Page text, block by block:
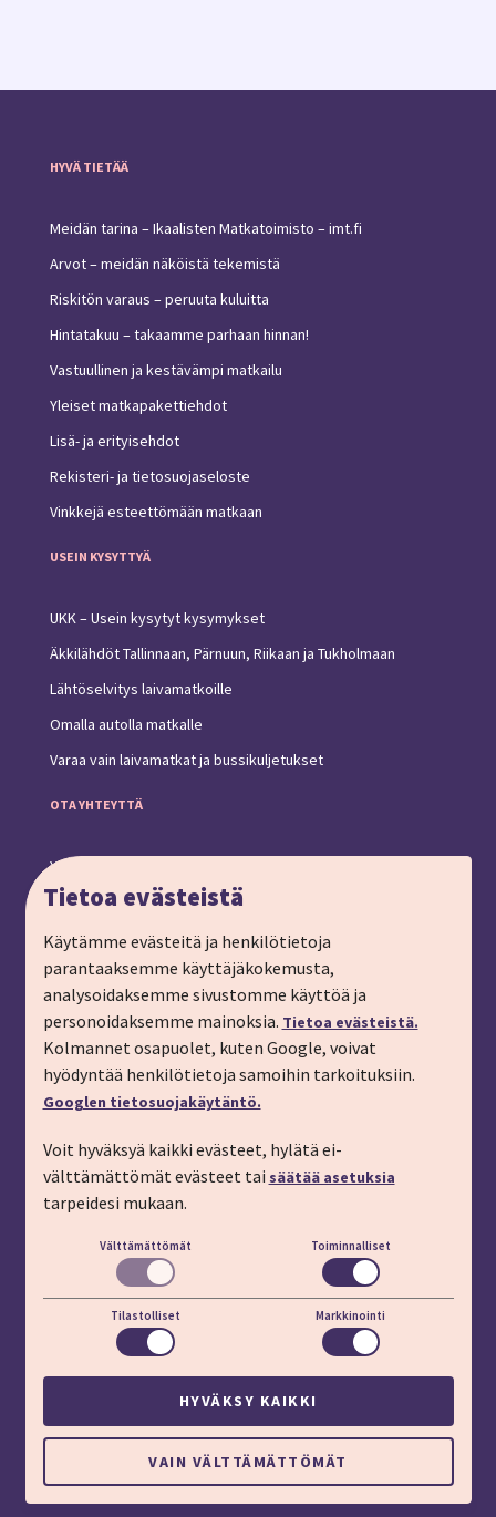
HYVÄ TIETÄÄ
Meidän tarina – Ikaalisten Matkatoimisto – imt.fi
Arvot – meidän näköistä tekemistä
Riskitön varaus – peruuta kuluitta
Hintatakuu – takaamme parhaan hinnan!
Vastuullinen ja kestävämpi matkailu
Yleiset matkapakettiehdot
Lisä- ja erityisehdot
Rekisteri- ja tietosuojaseloste
Vinkkejä esteettömään matkaan
USEIN KYSYTTYÄ
UKK – Usein kysytyt kysymykset
Äkkilähdöt Tallinnaan, Pärnuun, Riikaan ja Tukholmaan
Lähtöselvitys laivamatkoille
Omalla autolla matkalle
Varaa vain laivamatkat ja bussikuljetukset
OTA YHTEYTTÄ
Yhteystiedot ja toimipiste
Anna palautetta
Ryhmämatkat, pyydä tarjous
Tilaa matkalahjakortti
Tilaa esite
Tilaa matkakirje sähköpostiin
Ilmoita passitiedot
Liity kanta-asiakkaaksi
Töihin IMT:lle
YHTEYSTIEDOT
Puhelin: 03 45 800 (pvm/mpm)
apu.imt.fi
LÖYDÄT MEIDÄT MYÖS
Tietoa evästeistä
Käytämme evästeitä ja henkilötietoja
parantaaksemme käyttäjäkokemusta,
analysoidaksemme sivustomme käyttöä ja
personoidaksemme mainoksia. Tietoa evästeistä.
Kolmannet osapuolet, kuten Google, voivat
hyödyntää henkilötietoja samoihin tarkoituksiin.
Googlen tietosuojakäytäntö.
Voit hyväksyä kaikki evästeet, hylätä ei-
välttämättömät evästeet tai säätää asetuksia
tarpeidesi mukaan.
Välttämättömät Toiminnalliset
Tilastolliset Markkinointi
HYVÄKSY KAIKKI
VAIN VÄLTTÄMÄTTÖMÄT